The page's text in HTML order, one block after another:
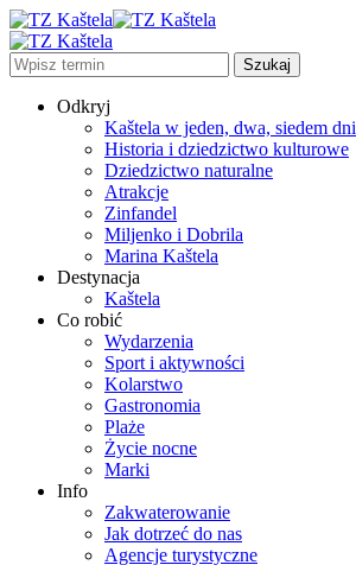
Odkryj
Kaštela w jeden, dwa, siedem dni
Historia i dziedzictwo kulturowe
Dziedzictwo naturalne
Atrakcje
Zinfandel
Miljenko i Dobrila
Marina Kaštela
Destynacja
Kaštela
Co robić
Wydarzenia
Sport i aktywności
Kolarstwo
Gastronomia
Plaże
Życie nocne
Marki
Info
Zakwaterowanie
Jak dotrzeć do nas
Agencje turystyczne